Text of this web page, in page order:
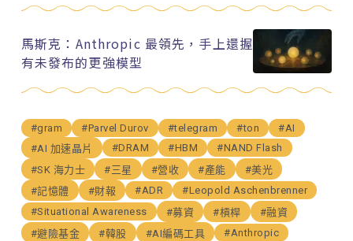
馬斯克：Anthropic 最領先，手上還握
有未發布的更強模型
#gram #Parvel Durov #telegram #ton
#AI
#AI 加速晶片
#DRAM #HBM
#NAND Flash
#SK 海力士
#三星 #營收 #產能
#美光
#記憶體
#財報 #ADR
#Leopold Aschenbrenner
#Situational Awareness
#募資 #槓桿
#融資
#避險基金
#韓股 #AI編碼工具
#Anthropic